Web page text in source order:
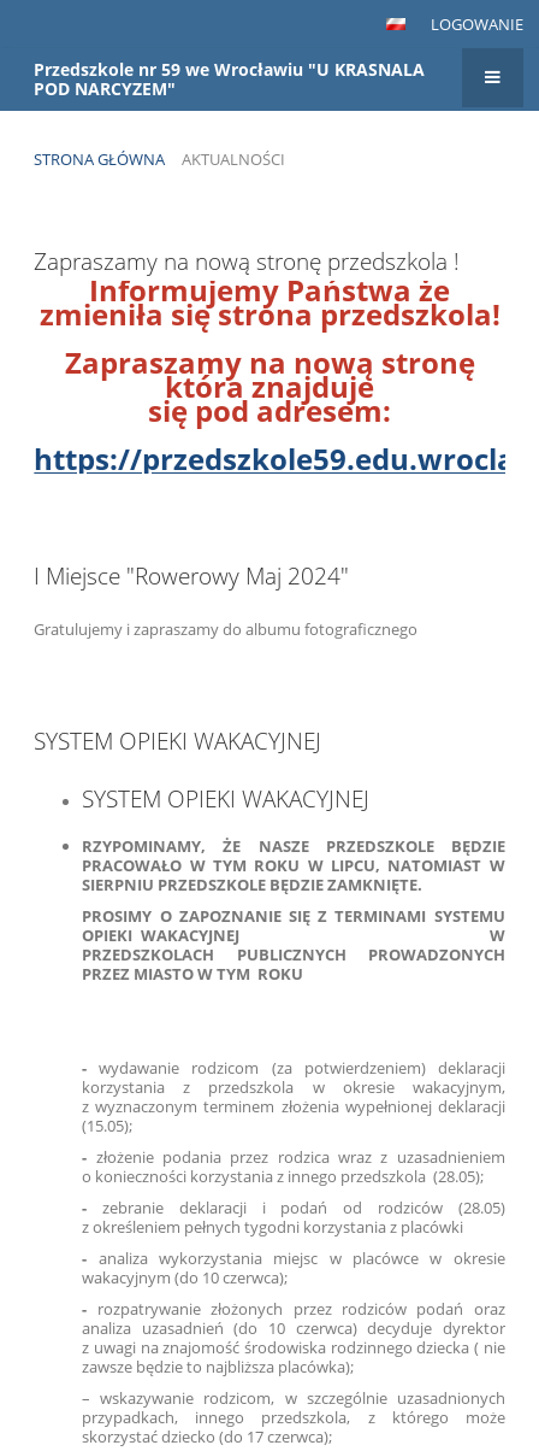
LOGOWANIE
Przedszkole nr 59 we Wrocławiu "U KRASNALA
POD NARCYZEM"
STRONA GŁÓWNA AKTUALNOŚCI
Zapraszamy na nową stronę przedszkola !
Informujemy Państwa że
zmieniła się strona przedszkola!
Zapraszamy na nową stronę
która znajduje
się pod adresem:
https://
I Miejsce "Rowerowy Maj 2024"
Gratulujemy i zapraszamy do albumu fotograficznego
SYSTEM OPIEKI WAKACYJNEJ
SYSTEM OPIEKI WAKACYJNEJ
RZYPOMINAMY, ŻE NASZE PRZEDSZKOLE BĘDZIE
PRACOWAŁO W TYM ROKU W LIPCU, NATOMIAST W
SIERPNIU PRZEDSZKOLE BĘDZIE ZAMKNIĘTE.
PROSIMY O ZAPOZNANIE SIĘ Z TERMINAMI SYSTEMU
OPIEKI WAKACYJNEJ W
PRZEDSZKOLACH PUBLICZNYCH PROWADZONYCH
PRZEZ MIASTO W TYM ROKU
-wydawanie rodzicom (za potwierdzeniem) deklaracji
korzystania z przedszkola w okresie wakacyjnym,
z wyznaczonym terminem złożenia wypełnionej deklaracji
(15.05);
- złożenie podania przez rodzica wraz z uzasadnieniem
o konieczności korzystania z innego przedszkola (28.05);
- zebranie deklaracji i podań od rodziców (28.05)
z określeniem pełnych tygodni korzystania z placówki
- analiza wykorzystania miejsc w placówce w okresie
wakacyjnym (do 10 czerwca);
- rozpatrywanie złożonych przez rodziców podań oraz
analiza uzasadnień (do 10 czerwca) decyduje dyrektor
z uwagi na znajomość środowiska rodzinnego dziecka ( nie
zawsze będzie to najbliższa placówka);
– wskazywanie rodzicom, w szczególnie uzasadnionych
przypadkach, innego przedszkola, z którego może
skorzystać dziecko (do 17 czerwca);